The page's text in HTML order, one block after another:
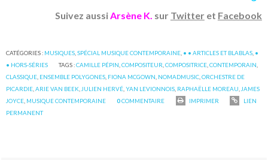
Suivez aussi Arsène K. sur Twitter et Facebook
CATÉGORIES : MUSIQUES ,SPÉCIAL MUSIQUE CONTEMPORAINE • • ARTICLES ET BLABLAS •
• HORS-SÉRIES
TAGS :CAMILLE PÉPIN ,COMPOSITEUR ,COMPOSITRICE ,CONTEMPORAIN
CLASSIQUE ENSEMBLE POLYGONES FIONA MCGOWN NOMADMUSIC ,ORCHESTRE DE
PICARDIE ,ARIE VAN BEEK JULIEN HERVÉ ,YAN LEVIONNOIS RAPHAËLLE MOREAU JAMES
JOYCE MUSIQUE CONTEMPORAINE 0COMMENTAIRE IMPRIMER
LIEN
PERMANENT